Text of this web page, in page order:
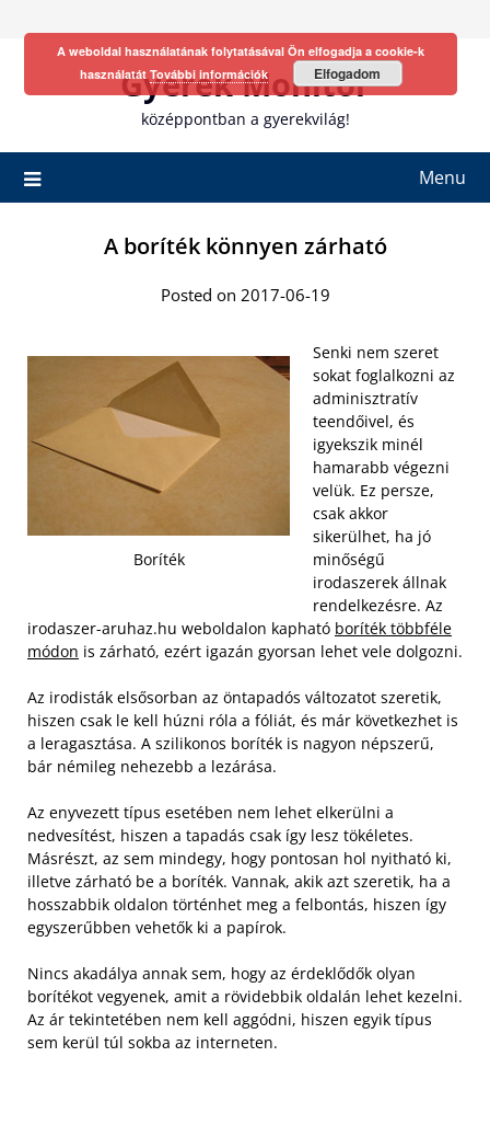
Gyerek Monitor
középpontban a gyerekvilág!
Menu
A boríték könnyen zárható
Posted on 2017-06-19
Boríték
Senki nem szeret
sokat foglalkozni az
adminisztratív
teendőivel, és
igyekszik minél
hamarabb végezni
velük. Ez persze,
csak akkor
sikerülhet, ha jó
minőségű
irodaszerek állnak
rendelkezésre. Az
irodaszer-aruhaz.hu weboldalon kapható boríték többféle
módon is zárható, ezért igazán gyorsan lehet vele dolgozni.
Az irodisták elsősorban az öntapadós változatot szeretik,
hiszen csak le kell húzni róla a fóliát, és már következhet is
a leragasztása. A szilikonos boríték is nagyon népszerű,
bár némileg nehezebb a lezárása.
Az enyvezett típus esetében nem lehet elkerülni a
nedvesítést, hiszen a tapadás csak így lesz tökéletes.
Másrészt, az sem mindegy, hogy pontosan hol nyitható ki,
illetve zárható be a boríték. Vannak, akik azt szeretik, ha a
hosszabbik oldalon történhet meg a felbontás, hiszen így
egyszerűbben vehetők ki a papírok.
Nincs akadálya annak sem, hogy az érdeklődők olyan
borítékot vegyenek, amit a rövidebbik oldalán lehet kezelni.
Az ár tekintetében nem kell aggódni, hiszen egyik típus
sem kerül túl sokba az interneten.
A weboldal használatának folytatásával Ön elfogadja a cookie-k
használatát További információk Elfogadom